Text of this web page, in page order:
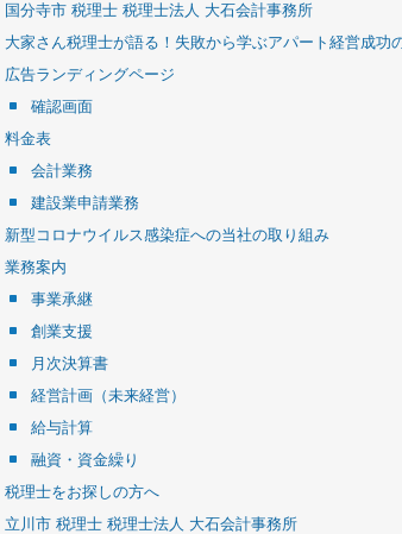
国分寺市 税理士 税理士法人 大石会計事務所
大家さん税理士が語る！失敗から学ぶアパート経営成功
広告ランディングページ
確認画面
料金表
会計業務
建設業申請業務
新型コロナウイルス感染症への当社の取り組み
業務案内
事業承継
創業支援
月次決算書
経営計画（未来経営）
給与計算
融資・資金繰り
税理士をお探しの方へ
立川市 税理士 税理士法人 大石会計事務所